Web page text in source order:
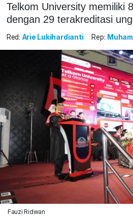
Telkom University memiliki
dengan 29 terakreditasi
Red: Arie Lukihardianti Rep:
Fauzi Ridwan